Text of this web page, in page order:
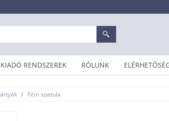
RENDSZEREK RÓLUNK
/ Fém spatula